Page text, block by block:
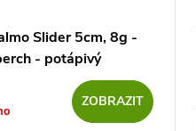
Slider 5cm, 8g -
- potápivý
ZOBRAZIT